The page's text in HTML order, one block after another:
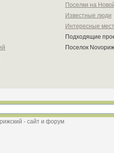
Поселки на
Известные люди
Интересные
Подходящие
Поселок
- сайт и форум